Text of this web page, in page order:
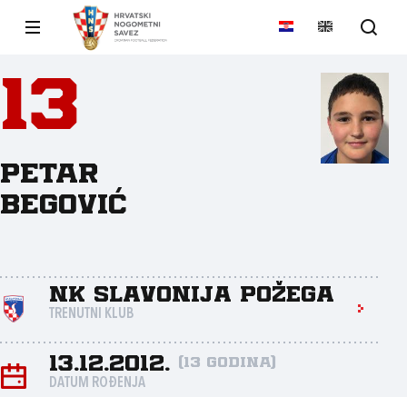
13
Petar
Begović
NK Slavonija Požega
TRENUTNI KLUB
13.12.2012. (13 godina)
DATUM ROĐENJA